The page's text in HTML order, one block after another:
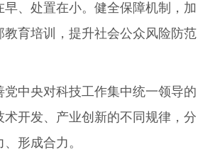
、处置在小。健全保障机制，加
育培训，提升社会公众风险防范
中央对科技工作集中统一领导的
开发、产业创新的不同规律，分
形成合力。